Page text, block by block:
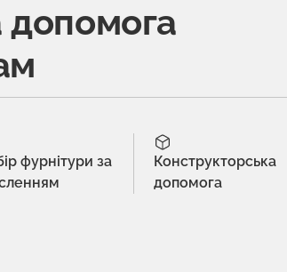
фурнітури за
Конструкторська
допомога